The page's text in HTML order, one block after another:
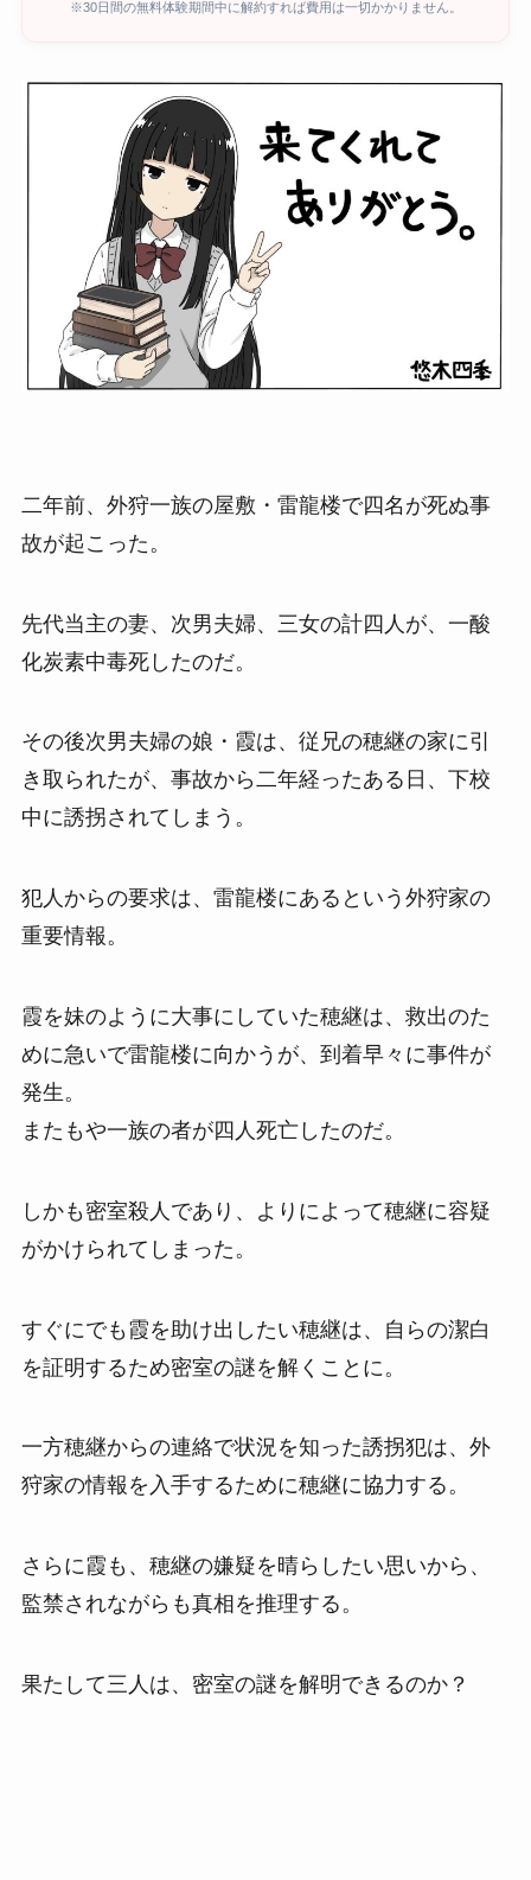
※30日間の無料体験期間中に解約すれば費用は一切かかりません。
二年前、外狩一族の屋敷・雷龍楼で四名が死ぬ事
故が起こった。
先代当主の妻、次男夫婦、三女の計四人が、一酸
化炭素中毒死したのだ。
その後次男夫婦の娘・霞は、従兄の穂継の家に引
き取られたが、事故から二年経ったある日、下校
中に誘拐されてしまう。
犯人からの要求は、雷龍楼にあるという外狩家の
重要情報。
霞を妹のように大事にしていた穂継は、救出のた
めに急いで雷龍楼に向かうが、到着早々に事件が
発生。
またもや一族の者が四人死亡したのだ。
しかも密室殺人であり、よりによって穂継に容疑
がかけられてしまった。
すぐにでも霞を助け出したい穂継は、自らの潔白
を証明するため密室の謎を解くことに。
一方穂継からの連絡で状況を知った誘拐犯は、外
狩家の情報を入手するために穂継に協力する。
さらに霞も、穂継の嫌疑を晴らしたい思いから、
監禁されながらも真相を推理する。
果たして三人は、密室の謎を解明できるのか？